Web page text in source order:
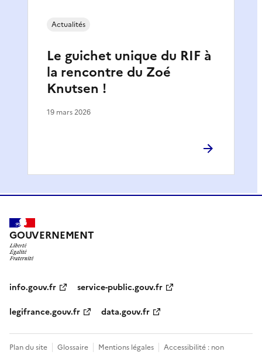
Le guichet unique du RIF à
la rencontre du Zoé
Knutsen !
Actualités
19 mars 2026
GOUVERNEMENT
info.gouv.fr
service-public.gouv.fr
legifrance.gouv.fr
data.gouv.fr
Plan du site Glossaire Mentions légales Accessibilité : non